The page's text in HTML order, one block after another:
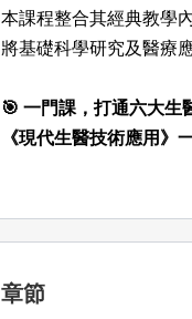
本課程整合其經典教學
將基礎科學研究及醫療
🎯 一門課，打通六大生
《現代生醫技術應用》
章節